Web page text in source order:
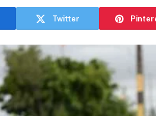
Twitter